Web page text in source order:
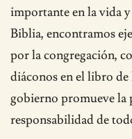
importante en la vida
Biblia, encontramos
por la congregación,
diáconos en el libro
gobierno promueve la
responsabilidad de